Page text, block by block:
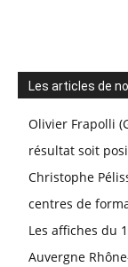
Les articles de
Olivier Frapolli
résultat soit
Christophe
centres de
Les affiches du
Auvergne